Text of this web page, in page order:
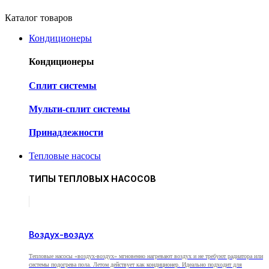
Каталог товаров
Кондиционеры
Кондиционеры
Cплит системы
Мульти-сплит системы
Принадлежности
Тепловые насосы
ТИПЫ ТЕПЛОВЫХ НАСОСОВ
Воздух-воздух
Тепловые насосы «воздух-воздух» мгновенно нагревают воздух и не требуют радиатора или
системы подогрева пола. Летом действует как кондиционер. Идеально подходит для